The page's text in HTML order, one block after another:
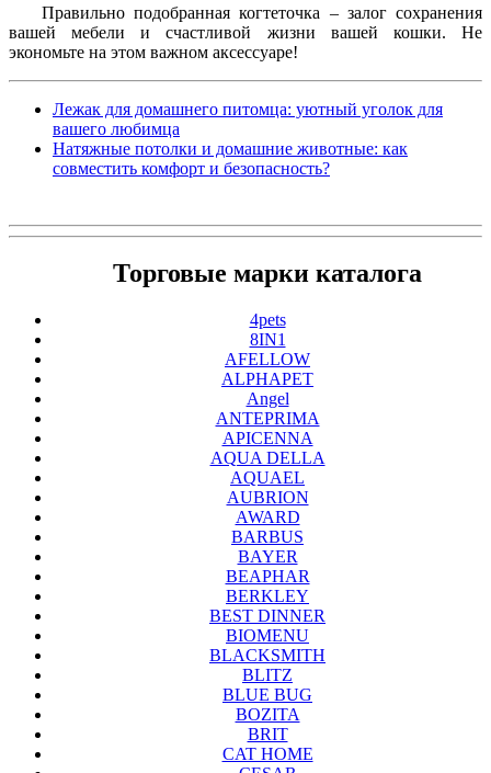
Правильно подобранная когтеточка – залог сохранения
вашей мебели и счастливой жизни вашей кошки. Не
экономьте на этом важном аксессуаре!
Лежак для домашнего питомца: уютный уголок для
вашего любимца
Натяжные потолки и домашние животные: как
совместить комфорт и безопасность?
Торговые марки каталога
4pets
8IN1
AFELLOW
ALPHAPET
Angel
ANTEPRIMA
APICENNA
AQUA DELLA
AQUAEL
AUBRION
AWARD
BARBUS
BAYER
BEAPHAR
BERKLEY
BEST DINNER
BIOMENU
BLACKSMITH
BLITZ
BLUE BUG
BOZITA
BRIT
CAT HOME